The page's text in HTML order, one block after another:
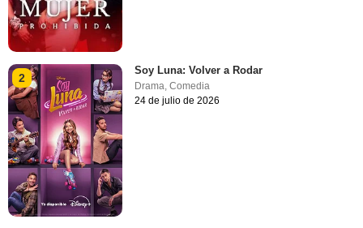
2
Soy Luna: Volver a Rodar
Drama,Comedia
24 de julio de 2026